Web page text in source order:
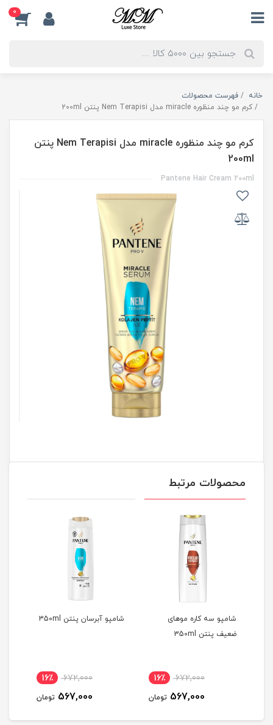
0
خانه
فهرست محصولات
کرم مو چند منظوره miracle مدل Nem Terapisi پنتن 200ml
کرم مو چند منظوره miracle مدل Nem Terapisi پنتن
200ml
Pantene Hair Cream 200ml
محصولات مرتبط
شامپو سه کاره موهای
ضعیف پنتن 350ml
672,000 16٪
567,000 تومان
شامپو آبرسان پنتن 350ml
672,000 16٪
567,000 تومان